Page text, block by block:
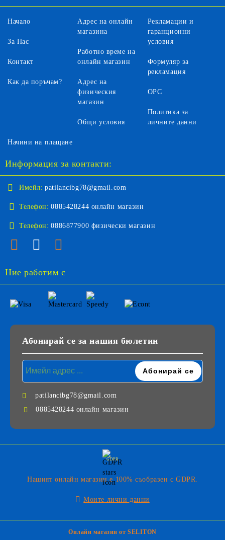
Начало
За Нас
Контакт
Как да поръчам?
Адрес на онлайн
магазина
Работно време на
онлайн магазин
Адрес на
физическия
магазин
Общи условия
Рекламации и
гаранционни
условия
Формуляр за
рекламация
ОРС
Политика за
личните данни
Начини на плащане
Информация за контакти:
Имейл: patilancibg78@gmail.com
Телефон: 0885428244 онлайн магазин
Телефон: 0886877900 физически магазин
Ние работим с
Абонирай се за нашия бюлетин
patilancibg78@gmail.com
0885428244 онлайн магазин
GDPR
Нашият онлайн магазин е 100% съобразен с GDPR.
Моите лични данни
Онлайн магазин от SELITON